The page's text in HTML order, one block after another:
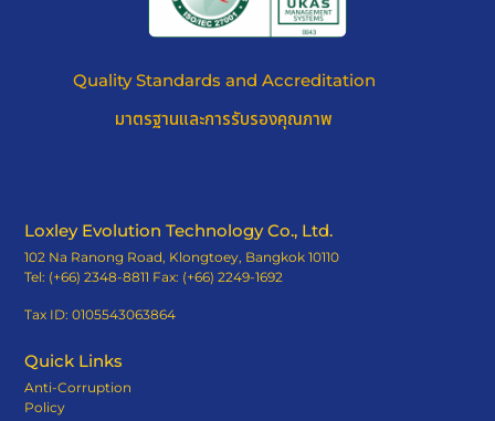
Quality Standards and Accreditation
มาตรฐานและการรับรองคุณภาพ
Loxley Evolution Technology Co., Ltd.
102 Na Ranong Road, Klongtoey, Bangkok 10110
Tel: (+66) 2348-8811 Fax: (+66) 2249-1692
Tax ID: 0105543063864
Quick Links
Anti-Corruption
Policy